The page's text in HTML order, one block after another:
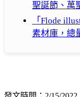
聖誕節、萬
「Flode
素材庫，總